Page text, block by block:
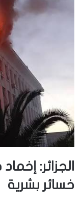
الجزائر:
خسائر بشرية